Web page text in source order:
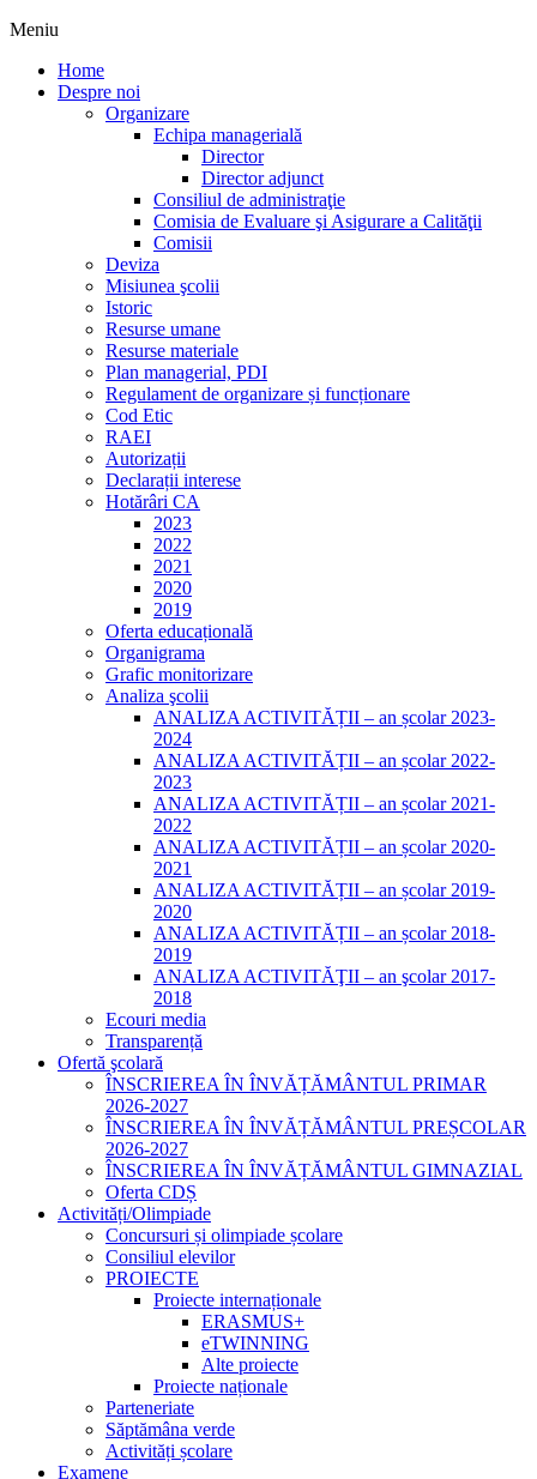
Meniu
Home
Despre noi
Organizare
Echipa managerială
Director
Director adjunct
Consiliul de administraţie
Comisia de Evaluare şi Asigurare a Calităţii
Comisii
Deviza
Misiunea şcolii
Istoric
Resurse umane
Resurse materiale
Plan managerial, PDI
Regulament de organizare și funcționare
Cod Etic
RAEI
Autorizații
Declarații interese
Hotărâri CA
2023
2022
2021
2020
2019
Oferta educațională
Organigrama
Grafic monitorizare
Analiza şcolii
ANALIZA ACTIVITĂȚII – an școlar 2023-
2024
ANALIZA ACTIVITĂȚII – an școlar 2022-
2023
ANALIZA ACTIVITĂȚII – an școlar 2021-
2022
ANALIZA ACTIVITĂȚII – an școlar 2020-
2021
ANALIZA ACTIVITĂȚII – an școlar 2019-
2020
ANALIZA ACTIVITĂȚII – an școlar 2018-
2019
ANALIZA ACTIVITĂŢII – an şcolar 2017-
2018
Ecouri media
Transparență
Ofertă şcolară
ÎNSCRIEREA ÎN ÎNVĂȚĂMÂNTUL PRIMAR
2026-2027
ÎNSCRIEREA ÎN ÎNVĂȚĂMÂNTUL PREȘCOLAR
2026-2027
ÎNSCRIEREA ÎN ÎNVĂȚĂMÂNTUL GIMNAZIAL
Oferta CDȘ
Activități/Olimpiade
Concursuri și olimpiade școlare
Consiliul elevilor
PROIECTE
Proiecte internaționale
ERASMUS+
eTWINNING
Alte proiecte
Proiecte naționale
Parteneriate
Săptămâna verde
Activități școlare
Examene